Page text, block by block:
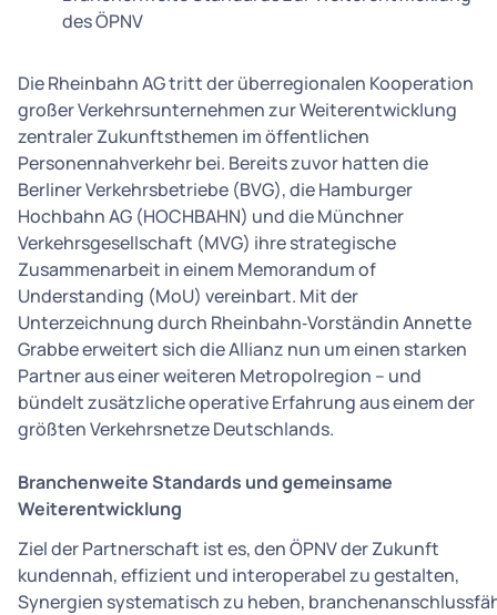
des ÖPNV
Die Rheinbahn AG tritt der überregionalen Kooperation
großer Verkehrsunternehmen zur Weiterentwicklung
zentraler Zukunftsthemen im öffentlichen
Personennahverkehr bei. Bereits zuvor hatten die
Berliner Verkehrsbetriebe (BVG), die Hamburger
Hochbahn AG (HOCHBAHN) und die Münchner
Verkehrsgesellschaft (MVG) ihre strategische
Zusammenarbeit in einem Memorandum of
Understanding (MoU) vereinbart. Mit der
Unterzeichnung durch Rheinbahn‑Vorständin Annette
Grabbe erweitert sich die Allianz nun um einen starken
Partner aus einer weiteren Metropolregion – und
bündelt zusätzliche operative Erfahrung aus einem der
größten Verkehrsnetze Deutschlands.
Branchenweite Standards und gemeinsame
Weiterentwicklung
Ziel der Partnerschaft ist es, den ÖPNV der Zukunft
kundennah, effizient und interoperabel zu gestalten,
Synergien systematisch zu heben,